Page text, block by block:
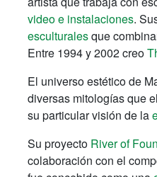
video e instalaciones.
esculturalesque
Entre 1994 y 2002 creo
El universo estético de
diversas mitologías que
su particular visión de la
Su proyecto River of
colaboración con el